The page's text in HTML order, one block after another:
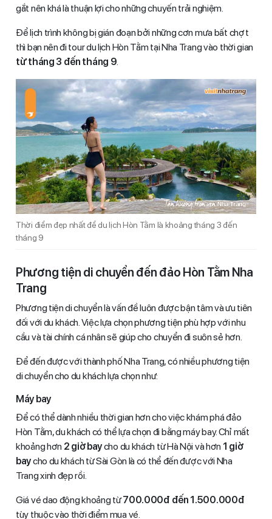
gắt nên khá là thuận lợi cho những chuyến trải nghiệm.
Để lịch trình không bị gián đoạn bởi những cơn mưa bất chợt
thì bạn nên đi tour du lịch Hòn Tằm tại Nha Trang vào thời gian
từ tháng 3 đến tháng 9
Thời điểm đẹp nhất để du lịch Hòn Tằm là khoảng tháng 3 đến
tháng 9
Phương tiện di chuyển đến đảo Hòn Tằm Nha
Trang
Phương tiện di chuyển là vấn đề luôn được bận tâm và ưu tiên
đối với du khách. Việc lựa chọn phương tiện phù hợp với nhu
cầu và tài chính cá nhân sẽ giúp cho chuyển đi suôn sẻ hơn.
Để đến được với thành phố Nha Trang, có nhiều phương tiện
di chuyển cho du khách lựa chọn như:
Máy bay
Để có thể dành nhiều thời gian hơn cho việc khám phá đảo
Hòn Tằm, du khách có thể lựa chọn đi bằng máy bay. Chỉ mất
khoảng hơn 2 giờ baycho du khách từ Hà Nội và hơn 1 giờ
baycho du khách từ Sài Gòn là có thể đến được với Nha
Trang xinh đẹp rồi.
Giá vé dao động khoảng từ700.000đ đến 1.500.000đ
tùy thuộc vào thời điểm mua vé.